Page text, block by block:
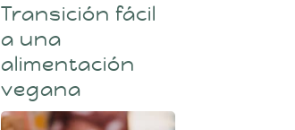
Transición fácil
a una
alimentación
vegana